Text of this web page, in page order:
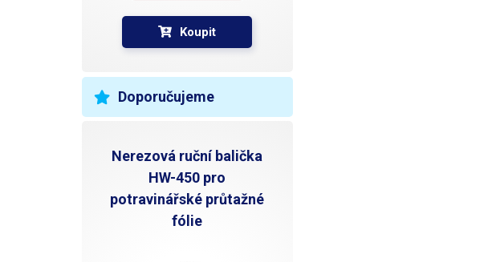
Koupit
Doporučujeme
Nerezová ruční balička
HW-450 pro
potravinářské průtažné
fólie